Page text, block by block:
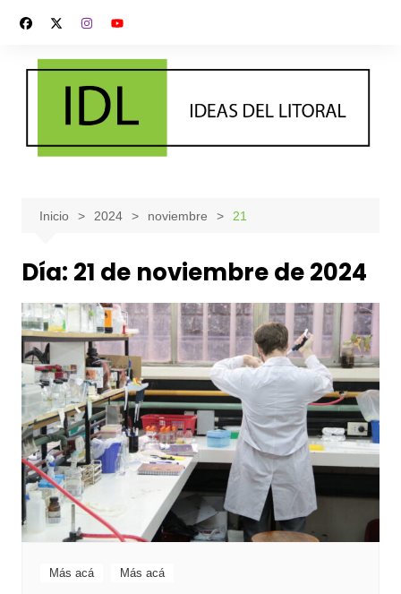
contenido
Inicio 2024 noviembre 21
Día: 21 de noviembre de 2024
Más acá Más acá